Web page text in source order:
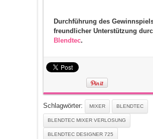
Durchführung des
freundlicher Unterstützung
Blendtec.
Schlagwörter: MIXER BLENDTEC
BLENDTEC MIXER VERLOSUNG
BLENDTEC DESIGNER 725